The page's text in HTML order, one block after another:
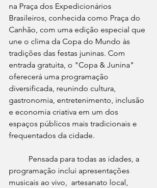
na Praça dos Expedicionários
Brasileiros, conhecida como Praça do
Canhão, com uma edição especial que
une o clima da Copa do Mundo às
tradições das festas juninas. Com
entrada gratuita, o "Copa & Junina"
oferecerá uma programação
diversificada, reunindo cultura,
gastronomia, entretenimento, inclusão
e economia criativa em um dos
espaços públicos mais tradicionais e
frequentados da cidade.
programação inclui apresentações
musicais ao vivo,  artesanato local,